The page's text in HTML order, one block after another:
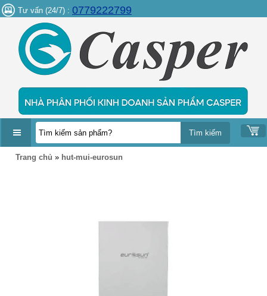
Tư vấn (24/7) : 0779222799
DANH
Trang chủ » hut-mui-eurosun